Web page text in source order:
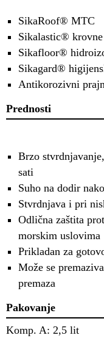
SikaRoof® MTC
Sikalastic® krovne
Sikafloor®
Sikagard®
Antikorozivni
Prednosti
Brzo
sati
Suho na dodir
Stvrdnjava i pri
Odlična zaštita
morskim uslovima
Prikladan za
Može se
premaza
Pakovanje
Komp. A: 2,5 lit